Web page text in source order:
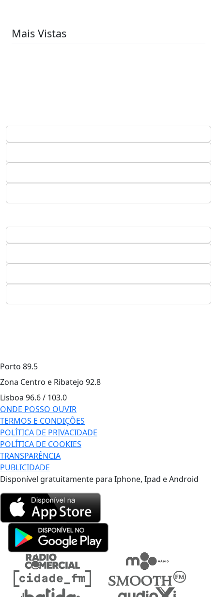
Mais Vistas
Porto 89.5
Zona Centro e Ribatejo 92.8
Lisboa 96.6 / 103.0
ONDE POSSO OUVIR
TERMOS E CONDIÇÕES
POLÍTICA DE PRIVACIDADE
POLÍTICA DE COOKIES
TRANSPARÊNCIA
PUBLICIDADE
Disponível gratuitamente para Iphone, Ipad e Android